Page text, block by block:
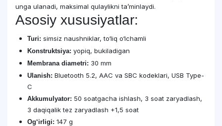
unga ulanadi, maksimal qulaylikni ta’minlaydi.
Asosiy xususiyatlar:
Turi: simsiz naushniklar, to‘liq o‘lchamli
Konstruktsiya: yopiq, bukiladigan
Membrana diametri: 30 mm
Ulanish: Bluetooth 5.2, AAC va SBC kodeklari, USB Type-
C
Akkumulyator: 50 soatgacha ishlash, 3 soat zaryadlash,
3 daqiqalik tez zaryadlash +1,5 soat
Og‘irligi: 147 g